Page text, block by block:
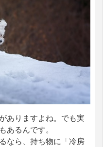
ありますよね。でも実
あるんです。
なら、持ち物に「冷房